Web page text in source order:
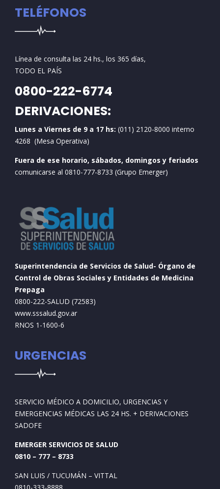
TELÉFONOS
Línea de consulta las 24 hs., los 365 días,
TODO EL PAÍS
0800-222-6774
DERIVACIONES:
Lunes a Viernes de 9 a 17 hs: (011) 2120-8000 interno
4268 (Mesa Operativa)
Fuera de ese horario, sábados, domingos y feriados
comunicarse al 0810-777-8733 (Grupo Emerger)
Superintendencia de Servicios de Salud- Órgano de
Control de Obras Sociales y Entidades de Medicina
Prepaga
0800-222-SALUD (72583)
www.sssalud.gov.ar
RNOS 1-1600-6
URGENCIAS
SERVICIO MÉDICO A DOMICILIO, URGENCIAS Y
EMERGENCIAS MÉDICAS LAS 24 HS. + DERIVACIONES
SADOFE
EMERGER SERVICIOS DE SALUD
0810 – 777 – 8733
SAN LUIS / TUCUMÁN – VITTAL